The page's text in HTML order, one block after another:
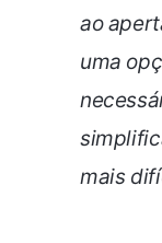
ao
uma
mais